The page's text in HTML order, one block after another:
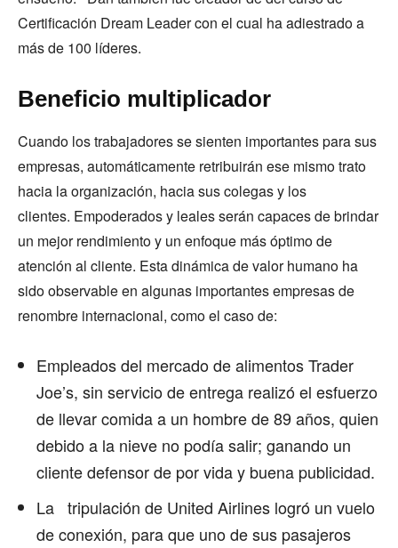
Certificación Dream Leader con el cual ha adiestrado a
más de 100 líderes.
Beneficio multiplicador
Cuando los trabajadores se sienten importantes para sus
empresas, automáticamente retribuirán ese mismo trato
hacia la organización, hacia sus colegas y los
clientes. Empoderados y leales serán capaces de brindar
un mejor rendimiento y un enfoque más óptimo de
atención al cliente. Esta dinámica de valor humano ha
sido observable en algunas importantes empresas de
renombre internacional, como el caso de:
Empleados del mercado de alimentos Trader
Joe’s, sin servicio de entrega realizó el esfuerzo
de llevar comida a un hombre de 89 años, quien
debido a la nieve no podía salir; ganando un
cliente defensor de por vida y buena publicidad.
La tripulación de United Airlines logró un vuelo
de conexión, para que uno de sus pasajeros